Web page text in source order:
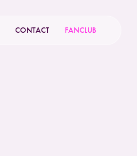
CONTACT FANCLUB